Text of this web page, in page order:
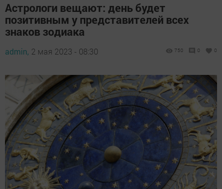
Астрологи вещают: день будет
позитивным у представителей всех
знаков зодиака
admin, 2 мая 2023 - 08:30 750 0 0